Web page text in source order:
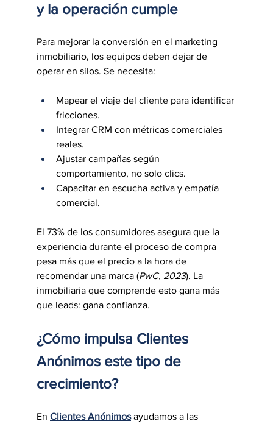
y la operación cumple
Para mejorar la conversión en el marketing
inmobiliario, los equipos deben dejar de
operar en silos. Se necesita:
Mapear el viaje del cliente para identificar
fricciones.
Integrar CRM con métricas comerciales
reales.
Ajustar campañas según
comportamiento, no solo clics.
Capacitar en escucha activa y empatía
comercial.
El 73% de los consumidores asegura que la
experiencia durante el proceso de compra
pesa más que el precio a la hora de
recomendar una marca (PwC, 2023). La
inmobiliaria que comprende esto gana más
que leads: gana confianza.
¿Cómo impulsa Clientes
Anónimos este tipo de
crecimiento?
En Clientes Anónimos ayudamos a las